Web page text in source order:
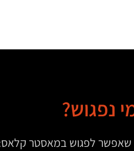
נפגוש?
שאפשר לפגוש במאסטר